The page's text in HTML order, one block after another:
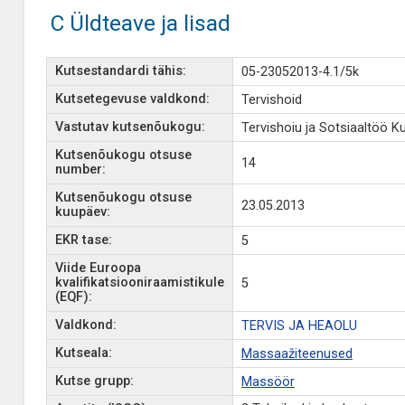
C Üldteave ja lisad
Kutsestandardi tähis:
05-23052013-4.1/5k
Kutsetegevuse valdkond:
Tervishoid
Vastutav kutsenõukogu:
Tervishoiu ja Sotsiaaltöö
Kutsenõukogu otsuse
number:
14
Kutsenõukogu otsuse
kuupäev:
23.05.2013
EKR tase:
5
Viide Euroopa
kvalifikatsiooniraamistikule
(EQF):
5
Valdkond:
TERVIS JA HEAOLU
Kutseala:
Massaažiteenused
Kutse grupp:
Massöör